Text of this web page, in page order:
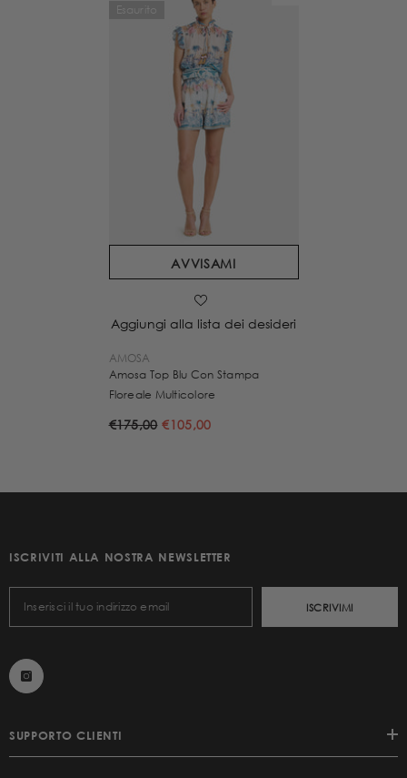
Esaurito
AVVISAMI
Aggiungi alla lista dei desideri
VENDITORE:
AMOSA
Amosa Top Blu Con Stampa
Floreale Multicolore
€175,00 €105,00
ISCRIVITI ALLA NOSTRA NEWSLETTER
ISCRIVIMI
SUPPORTO CLIENTI